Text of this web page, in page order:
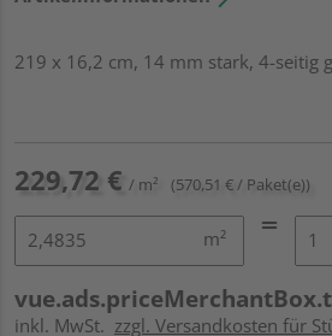
219 x 16,2 cm, 14 mm stark, 4-seitig
229,72 € / m² (570,51 € / Paket(e))
m²
inkl. MwSt. zzgl. Versandkosten für